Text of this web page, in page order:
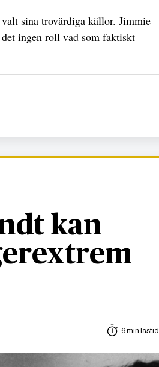
sina trovärdiga källor. Jimmie
ingen roll vad som faktiskt
kan
6 min lästid